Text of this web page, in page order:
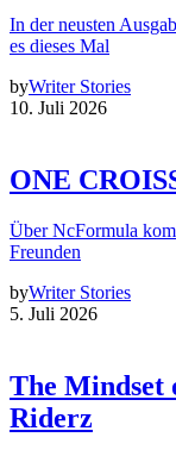
In der neusten
es dieses Mal
byWriter Stories
10. Juli 2026
ONE
Über NcFormula
Freunden
byWriter Stories
5. Juli 2026
The
Riderz